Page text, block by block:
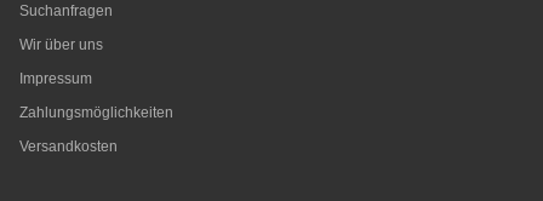
Suchanfragen
Wir über uns
Impressum
Zahlungsmöglichkeiten
Versandkosten